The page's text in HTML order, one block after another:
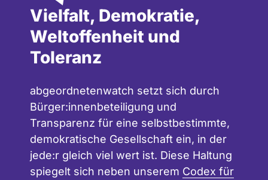
Vielfalt, Demokratie,
Weltoffenheit und
Toleranz
abgeordnetenwatch setzt sich durch
Bürger:innenbeteiligung und
Transparenz für eine selbstbestimmte,
demokratische Gesellschaft ein, in der
jede:r gleich viel wert ist. Diese Haltung
spiegelt sich neben unserem Codex für